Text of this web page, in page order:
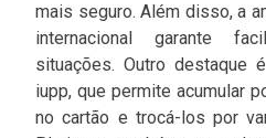
mais seguro. Além disso, a
internacional garante
situações. Outro destaque
iupp, que permite acumular
no cartão e trocá-los por